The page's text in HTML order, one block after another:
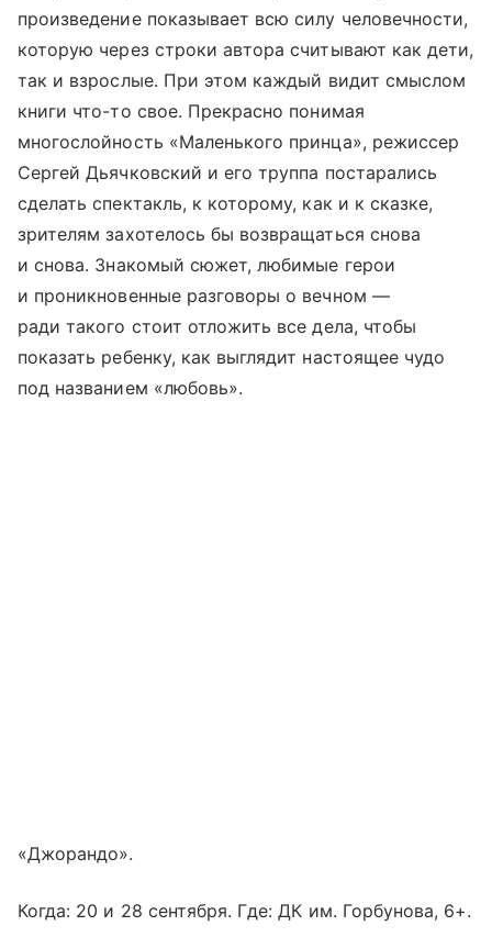
произведение показывает всю силу человечности,
которую через строки автора считывают как дети,
так и взрослые. При этом каждый видит смыслом
книги что-то свое. Прекрасно понимая
многослойность «Маленького принца», режиссер
Сергей Дьячковский и его труппа постарались
сделать спектакль, к которому, как и к сказке,
зрителям захотелось бы возвращаться снова
и снова. Знакомый сюжет, любимые герои
и проникновенные разговоры о вечном —
ради такого стоит отложить все дела, чтобы
показать ребенку, как выглядит настоящее чудо
под названием «любовь».
«Джорандо».
Когда: 20 и 28 сентября. Где: ДК им. Горбунова, 6+.